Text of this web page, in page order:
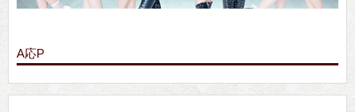
A応P